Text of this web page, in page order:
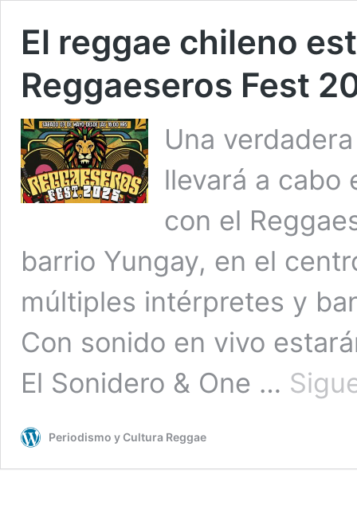
El reggae chileno
Reggaeseros Fest
Una
llevará a cabo
con el
barrio Yungay, en el
múltiples intérpretes y
Con sonido en vivo
El Sonidero & One …
Periodismo y Cultura Reggae